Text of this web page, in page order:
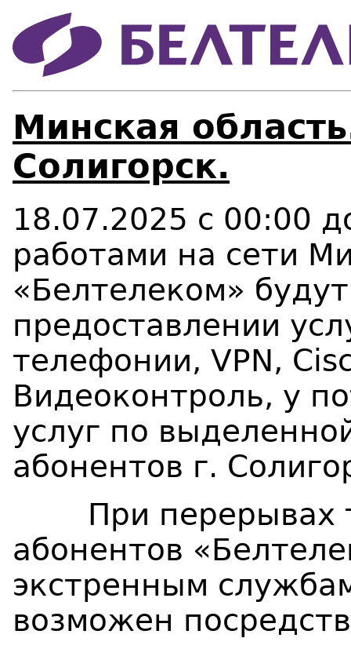
Минская
Солигорск.
18.07.2025 с 00:00
работами на сети
«Белтелеком»
предоставлении
телефонии, VPN,
Видеоконтроль, у
услуг по
абонентов г.
При перерывах
абонентов
экстренным
возможен